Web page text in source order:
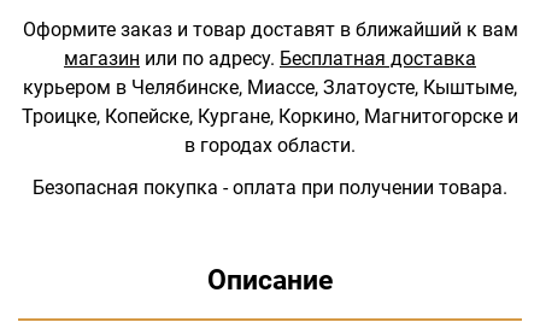
Оформите заказ и товар доставят в ближайший к вам
магазин или по адресу. Бесплатная доставка
курьером в Челябинске, Миассе, Златоусте, Кыштыме,
Троицке, Копейске, Кургане, Коркино, Магнитогорске и
в городах области.
Безопасная покупка - оплата при получении товара.
Описание